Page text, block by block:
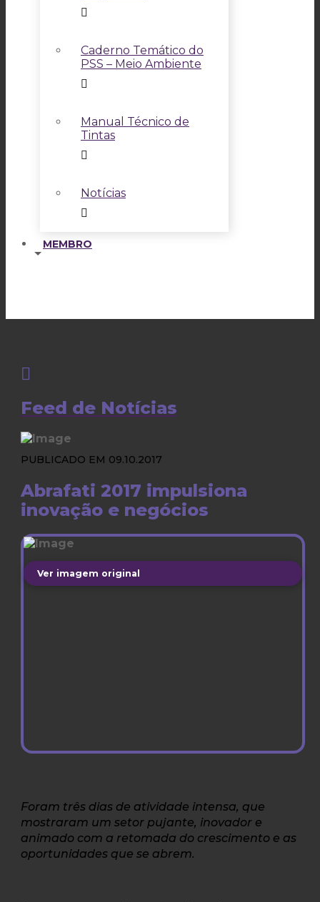
Caderno Temático do
PSS – Meio Ambiente
Manual Técnico de
Tintas
Notícias
MEMBRO
Feed de Notícias
PUBLICADO EM 09.10.2017
Abrafati 2017 impulsiona
inovação e negócios
Ver imagem original
Foram três dias de atividade intensa, que
mostraram um setor pujante, inovador e
animado com a retomada do crescimento e as
oportunidades que se abrem.